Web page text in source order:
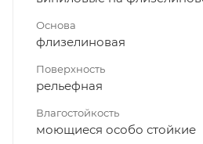
Основа
флизелиновая
Поверхность
рельефная
Влагостойкость
моющиеся особо стойкие